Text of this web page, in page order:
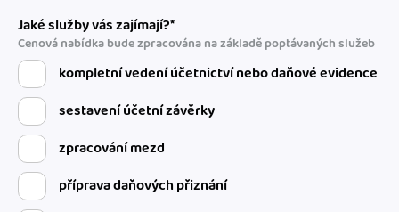
Jaké služby vás zajímají?*
Cenová nabídka bude zpracována na základě poptávaných služeb
kompletní vedení účetnictví nebo daňové evidence
sestavení účetní závěrky
zpracování mezd
příprava daňových přiznání